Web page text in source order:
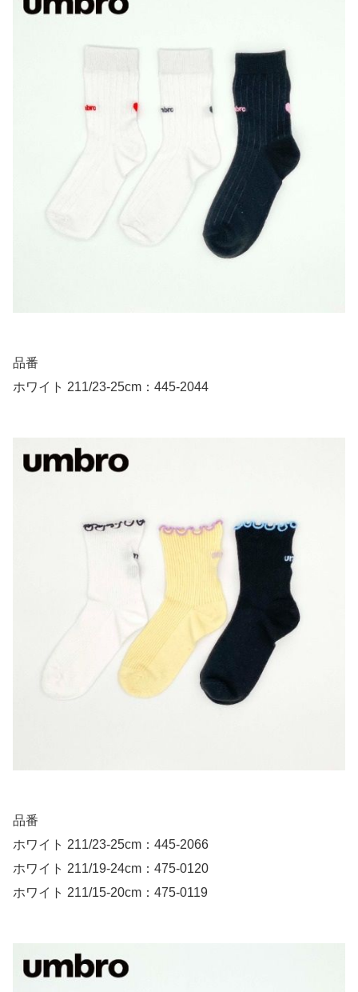
品番
ホワイト 211/23-25cm：445-2044
品番
ホワイト 211/23-25cm：445-2066
ホワイト 211/19-24cm：475-0120
ホワイト 211/15-20cm：475-0119